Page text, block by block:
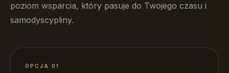
poziom wsparcia, który pasuje do Twojego czasu i
samodyscypliny.
OPCJA 01